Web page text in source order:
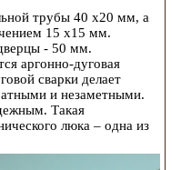
трубы 40 х20 мм, а
15 х15 мм.
- 50 мм.
аргонно-дуговая
сварки делает
и незаметными.
Такая
люка – одна из